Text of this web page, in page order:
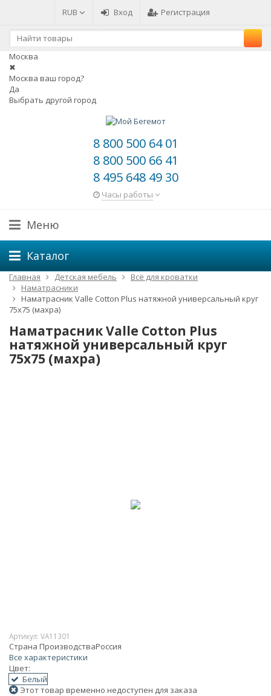
RUB Вход Регистрация
Москва
✖
Москва ваш город?
Да
Выбрать другой город
8 800 500 64 01
8 800 500 66 41
8 495 648 49 30
Часы работы
Меню
Каталог
Главная Детская мебель
Всё для кроватки
Наматрасники
Наматрасник Valle Cotton Plus натяжной универсальный круг
75х75 (махра)
Наматрасник Valle Cotton Plus
натяжной универсальный круг
75х75 (махра)
Артикул: VA11301
Страна ПроизводстваРоссия
Все характеристики
Цвет:
Белый
Этот товар временно недоступен для заказа